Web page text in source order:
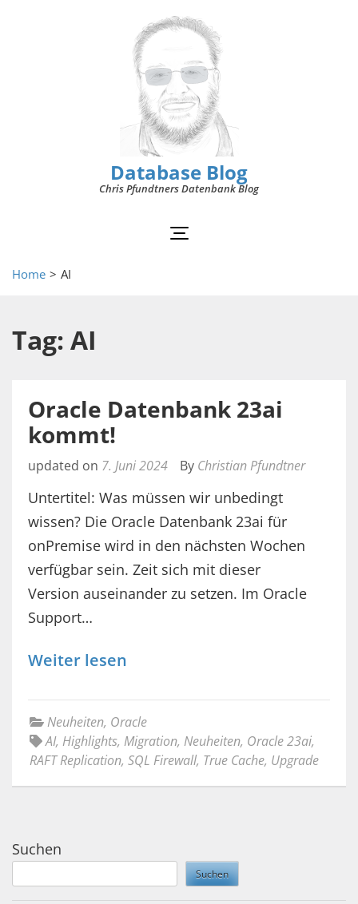
Database Blog
Chris Pfundtners Datenbank Blog
Home > AI
Tag: AI
Oracle Datenbank 23ai
kommt!
updated on 7. Juni 2024 By Christian Pfundtner
Untertitel: Was müssen wir unbedingt
wissen? Die Oracle Datenbank 23ai für
onPremise wird in den nächsten Wochen
verfügbar sein. Zeit sich mit dieser
Version auseinander zu setzen. Im Oracle
Support…
Weiter lesen
Neuheiten, Oracle
AI, Highlights, Migration, Neuheiten, Oracle 23ai,
RAFT Replication, SQL Firewall, True Cache, Upgrade
Suchen
Suchen